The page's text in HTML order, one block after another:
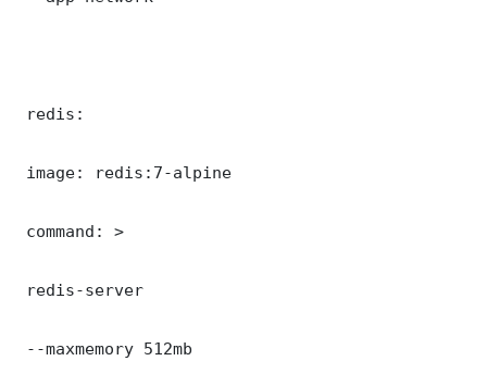
redis:
image: redis:7-alpine
command: >
redis-server
--maxmemory 512mb